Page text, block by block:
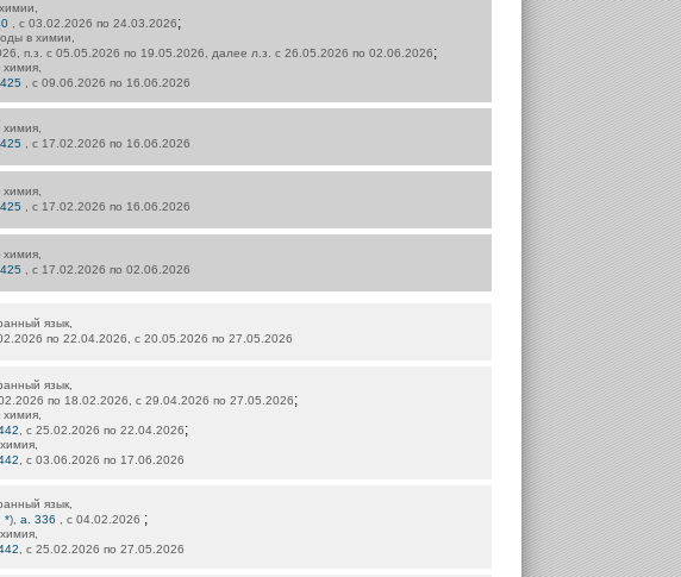
, с 03.02.2026 по 24.03.2026;
в химии,
п.з. с 05.05.2026 по 19.05.2026, далее л.з. с 26.05.2026 по 02.06.2026;
, с 09.06.2026 по 16.06.2026
, с 17.02.2026 по 16.06.2026
, с 17.02.2026 по 16.06.2026
, с 17.02.2026 по 02.06.2026
язык,
по 22.04.2026, с 20.05.2026 по 27.05.2026
язык,
по 18.02.2026, с 29.04.2026 по 27.05.2026;
, с 25.02.2026 по 22.04.2026;
, с 03.06.2026 по 17.06.2026
язык,
*), а. 336 , с 04.02.2026 ;
, с 25.02.2026 по 27.05.2026